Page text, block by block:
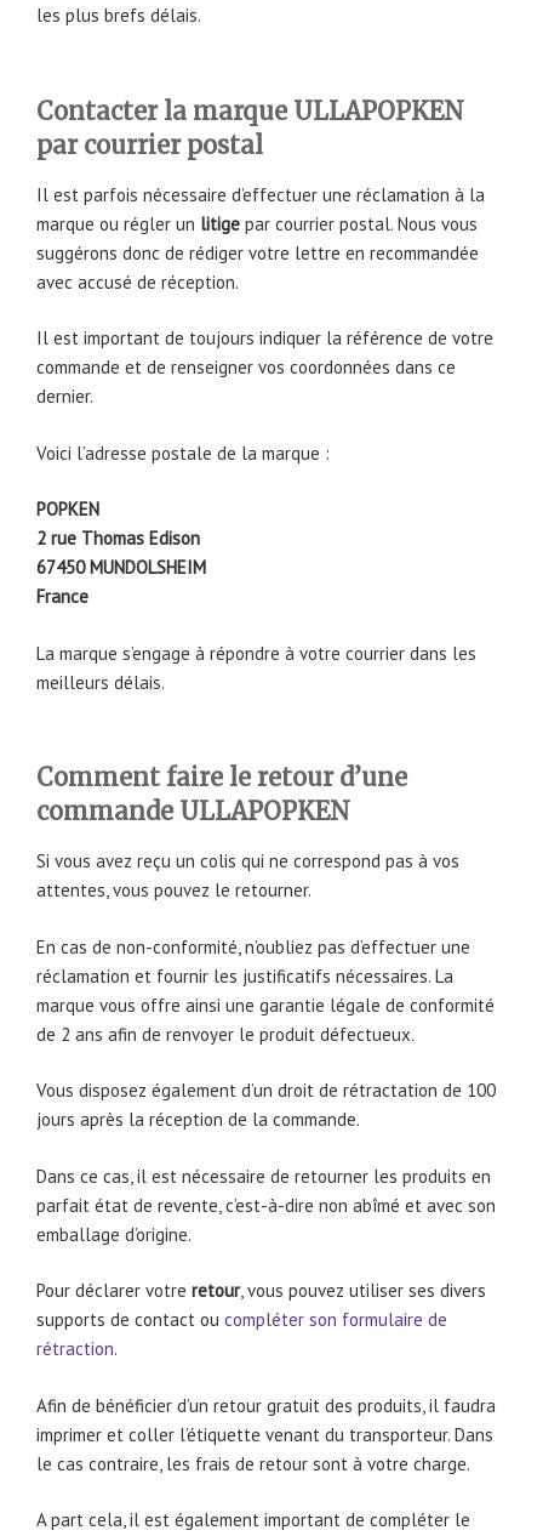
les plus brefs délais.
Contacter la marque ULLAPOPKEN
par courrier postal
Il est parfois nécessaire d’effectuer une réclamation à la
marque ou régler un litige par courrier postal. Nous vous
suggérons donc de rédiger votre lettre en recommandée
avec accusé de réception.
Il est important de toujours indiquer la référence de votre
commande et de renseigner vos coordonnées dans ce
dernier.
Voici l’adresse postale de la marque :
POPKEN
2 rue Thomas Edison
67450 MUNDOLSHEIM
France
La marque s’engage à répondre à votre courrier dans les
meilleurs délais.
Comment faire le retour d’une
commande ULLAPOPKEN
Si vous avez reçu un colis qui ne correspond pas à vos
attentes, vous pouvez le retourner.
En cas de non-conformité, n’oubliez pas d’effectuer une
réclamation et fournir les justificatifs nécessaires. La
marque vous offre ainsi une garantie légale de conformité
de 2 ans afin de renvoyer le produit défectueux.
Vous disposez également d’un droit de rétractation de 100
jours après la réception de la commande.
Dans ce cas, il est nécessaire de retourner les produits en
parfait état de revente, c’est-à-dire non abîmé et avec son
emballage d’origine.
Pour déclarer votre retour, vous pouvez utiliser ses divers
supports de contact ou compléter son formulaire de
rétraction.
Afin de bénéficier d’un retour gratuit des produits, il faudra
imprimer et coller l’étiquette venant du transporteur. Dans
le cas contraire, les frais de retour sont à votre charge.
A part cela, il est également important de compléter le